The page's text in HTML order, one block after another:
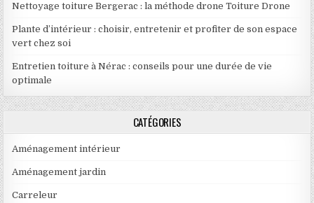
Nettoyage toiture Bergerac : la méthode drone Toiture Drone
Plante d’intérieur : choisir, entretenir et profiter de son espace
vert chez soi
Entretien toiture à Nérac : conseils pour une durée de vie
optimale
CATÉGORIES
Aménagement intérieur
Aménagement jardin
Carreleur